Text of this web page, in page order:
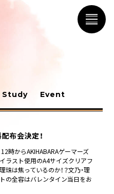
Study Event
布会決定！
時からAKIHABARAゲーマーズ
ラスト使用のA4サイズクリアフ
は焦っているのか！？文乃・理
の全容はバレンタイン当日をお